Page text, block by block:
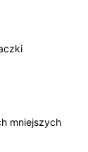
mniejszych